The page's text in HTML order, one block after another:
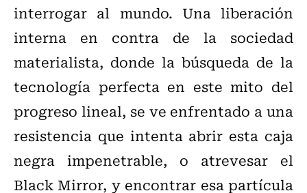
interrogar al mundo. Una liberación
interna en contra de la sociedad
materialista, donde la búsqueda de la
tecnología perfecta en este mito del
progreso lineal, se ve enfrentado a una
resistencia que intenta abrir esta caja
negra impenetrable, o atrevesar el
Black Mirror, y encontrar esa partícula